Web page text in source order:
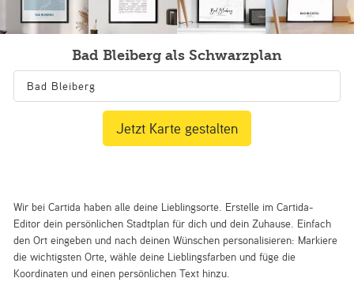
Bad Bleiberg als Schwarzplan
Wir bei Cartida haben alle deine Lieblingsorte. Erstelle im Cartida-
Editor dein persönlichen Stadtplan für dich und dein Zuhause. Einfach
den Ort eingeben und nach deinen Wünschen personalisieren: Markiere
die wichtigsten Orte, wähle deine Lieblingsfarben und füge die
Koordinaten und einen persönlichen Text hinzu.
Jetzt Karte gestalten